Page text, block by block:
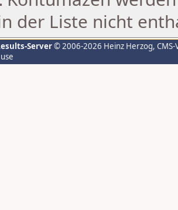
der Liste nicht
Server© 2006-2026 Heinz Herzog,